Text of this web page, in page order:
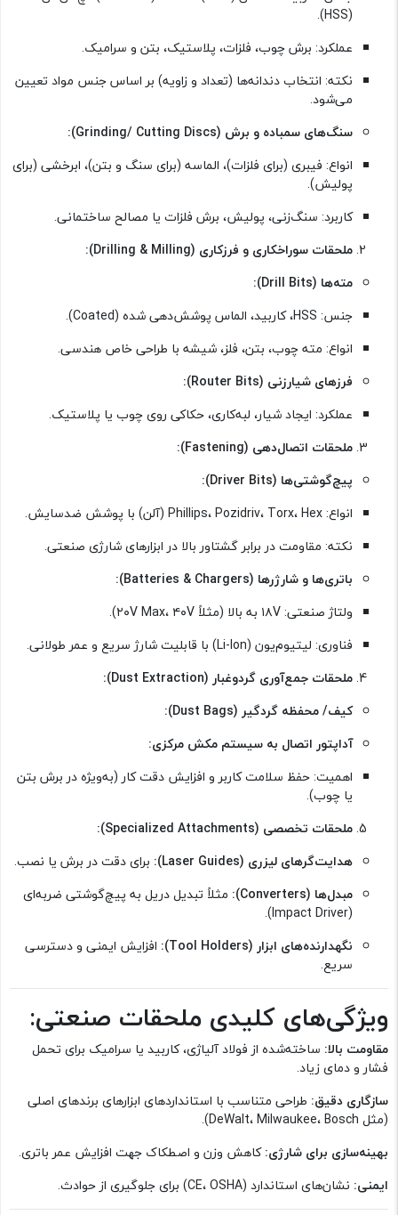
(HSS).
عملکرد: برش چوب، فلزات، پلاستیک، بتن و سرامیک.
نکته: انتخاب دندانه‌ها (تعداد و زاویه) بر اساس جنس مواد تعیین
می‌شود.
سنگ‌های سمباده و برش (Grinding/ Cutting Discs):
انواع: فیبری (برای فلزات)، الماسه (برای سنگ و بتن)، ابرخشی (برای
پولیش).
کاربرد: سنگ‌زنی، پولیش، برش فلزات یا مصالح ساختمانی.
ملحقات سوراخکاری و فرزکاری (Drilling & Milling):
مته‌ها (Drill Bits):
جنس: HSS، کاربید، الماس پوشش‌دهی شده (Coated).
انواع: مته چوب، بتن، فلز، شیشه با طراحی خاص هندسی.
فرزهای شیارزنی (Router Bits):
عملکرد: ایجاد شیار، لبه‌کاری، حکاکی روی چوب یا پلاستیک.
ملحقات اتصال‌دهی (Fastening):
پیچ‌گوشتی‌ها (Driver Bits):
انواع: Phillips، Pozidriv، Torx، Hex (آلن) با پوشش ضدسایش.
نکته: مقاومت در برابر گشتاور بالا در ابزارهای شارژی صنعتی.
باتری‌ها و شارژرها (Batteries & Chargers):
ولتاژ صنعتی: ۱۸V به بالا (مثلاً ۲۰V Max، ۴۰V).
فناوری: لیتیوم‌یون (Li-Ion) با قابلیت شارژ سریع و عمر طولانی.
ملحقات جمع‌آوری گردوغبار (Dust Extraction):
کیف/ محفظه گردگیر (Dust Bags):
آداپتور اتصال به سیستم مکش مرکزی:
اهمیت: حفظ سلامت کاربر و افزایش دقت کار (به‌ویژه در برش بتن
یا چوب).
ملحقات تخصصی (Specialized Attachments):
هدایت‌گرهای لیزری (Laser Guides):
برای دقت در برش یا نصب.
مبدل‌ها (Converters):
مثلاً تبدیل دریل به پیچ‌گوشتی ضربه‌ای
(Impact Driver).
نگهدارنده‌های ابزار (Tool Holders):
افزایش ایمنی و دسترسی
سریع.
ویژگی‌های کلیدی ملحقات صنعتی:
مقاومت بالا: ساخته‌شده از فولاد آلیاژی، کاربید یا سرامیک برای تحمل
فشار و دمای زیاد.
سازگاری دقیق: طراحی متناسب با استانداردهای ابزارهای برندهای اصلی
(مثل DeWalt، Milwaukee، Bosch).
بهینه‌سازی برای شارژی:کاهش وزن و اصطکاک جهت افزایش عمر باتری.
ایمنی: نشان‌های استاندارد (CE، OSHA) برای جلوگیری از حوادث.